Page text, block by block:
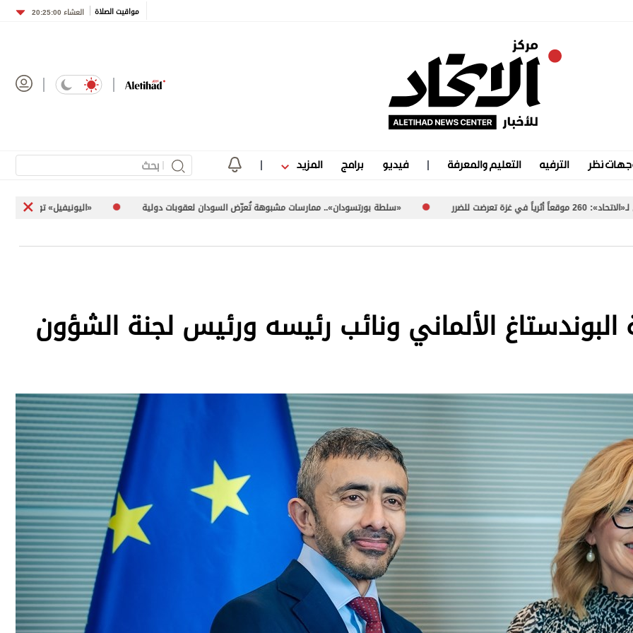
مواقيت الصلاة العشاء 20:25:00
نظر الترفيه التعليم والمعرفة فيديو برامج المزيد
«سلطة بورتسودان».. ممارسات مشبوهة تُعرّض السودان لعقوبات دولية «اليونيفيل» توثق إطلاق إسرائيل 113 مقذوفاً على جنوب لبنان
البوندستاغ الألماني ونائب رئيسه ورئيس لجنة الشؤون